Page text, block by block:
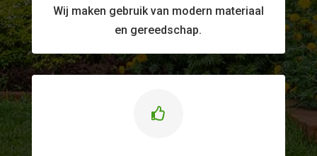
Wij maken gebruik van modern materiaal
en gereedschap.
